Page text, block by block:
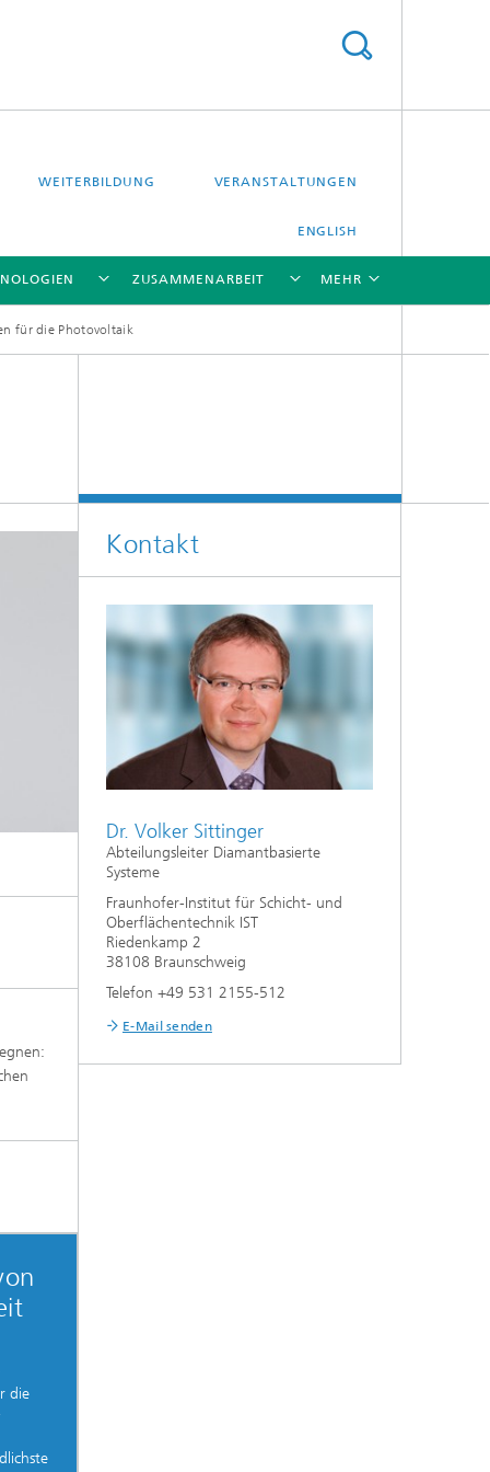
WEITERBILDUNG VERANSTALTUNGEN
ENGLISH
ZUSAMMENARBEIT MEHR
für die Photovoltaik
die
Kontakt
Dr. Volker Sittinger
Abteilungsleiter Diamantbasierte
Systeme
Fraunhofer-Institut für Schicht- und
Oberflächentechnik IST
Riedenkamp 2
38108 Braunschweig
Telefon +49 531 2155-512
E-Mail senden